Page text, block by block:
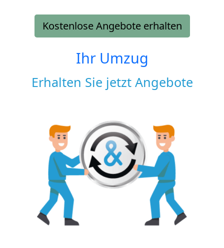
Kostenlose Angebote erhalten
Ihr Umzug
Erhalten Sie jetzt Angebote